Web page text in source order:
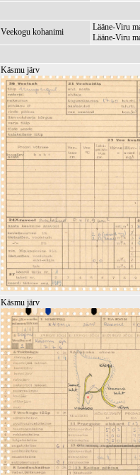
Veekogu kohanimi
Lääne-Viru
Lääne-Viru
Käsmu järv
Käsmu järv